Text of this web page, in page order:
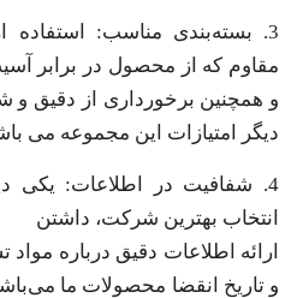
3. بسته‌بندی مناسب: استفاده
مقاوم که از محصول در برابر
و همچنین برخورداری از دقیق و
دیگر امتیازات این مجموعه می
4. شفافیت در اطلاعات: یکی
انتخاب بهترین شرکت، داشتن
ارائه اطلاعات دقیق درباره
و تاریخ انقضا محصولات ما